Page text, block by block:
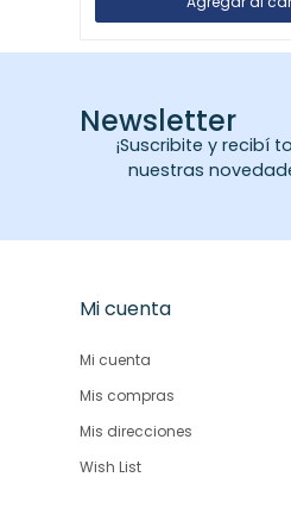
Newsletter
¡Suscribite y recibí
nuestras
Mi cuenta
Mi cuenta
Mis compras
Mis direcciones
Wish List